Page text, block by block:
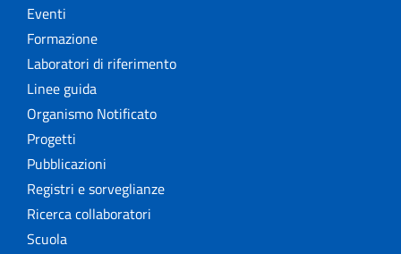
Eventi
Formazione
Laboratori di riferimento
Linee guida
Organismo Notificato
Progetti
Pubblicazioni
Registri e sorveglianze
Ricerca collaboratori
Scuola